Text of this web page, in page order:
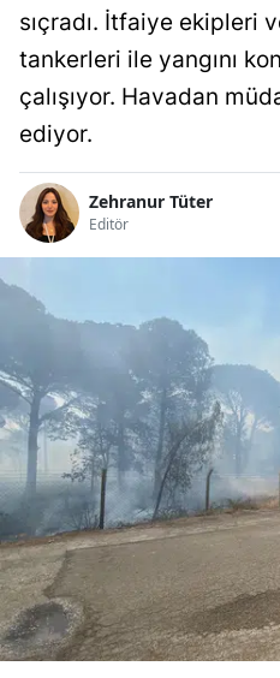
sıçradı. İtfaiye ekipleri
tankerleri ile yangını
çalışıyor. Havadan
ediyor.
Zehranur Tüter
Editör